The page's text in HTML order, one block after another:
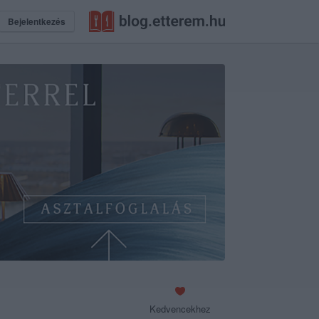
Bejelentkezés
Kedvencekhez